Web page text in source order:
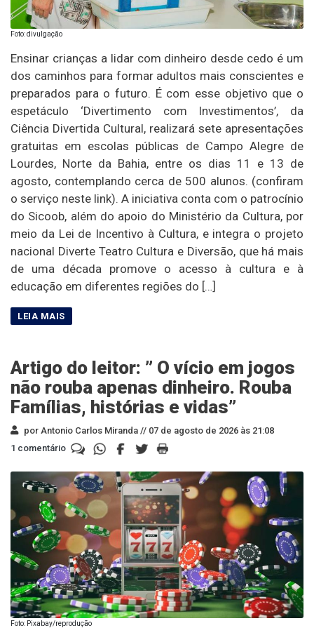
Foto: divulgação
Ensinar crianças a lidar com dinheiro desde cedo é um
dos caminhos para formar adultos mais conscientes e
preparados para o futuro. É com esse objetivo que o
espetáculo ‘Divertimento com Investimentos’, da
Ciência Divertida Cultural, realizará sete apresentações
gratuitas em escolas públicas de Campo Alegre de
Lourdes, Norte da Bahia, entre os dias 11 e 13 de
agosto, contemplando cerca de 500 alunos. (confiram
o serviço neste link). A iniciativa conta com o patrocínio
do Sicoob, além do apoio do Ministério da Cultura, por
meio da Lei de Incentivo à Cultura, e integra o projeto
nacional Diverte Teatro Cultura e Diversão, que há mais
de uma década promove o acesso à cultura e à
educação em diferentes regiões do […]
Artigo do leitor: ” O vício em jogos
não rouba apenas dinheiro. Rouba
Famílias, histórias e vidas”
por Antonio Carlos Miranda // 07 de agosto de 2026 às 21:08
1 comentário
Foto: Pixabay/reprodução